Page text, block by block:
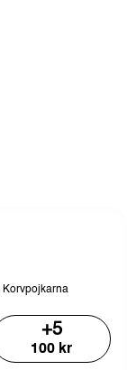
Korvpojkarna
+5
100 kr